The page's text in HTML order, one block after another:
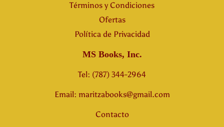
Términos y Condiciones
Ofertas
Política de Privacidad
MS Books, Inc.
Tel: (787) 344-2964
Email: maritzabooks@gmail.com
Contacto